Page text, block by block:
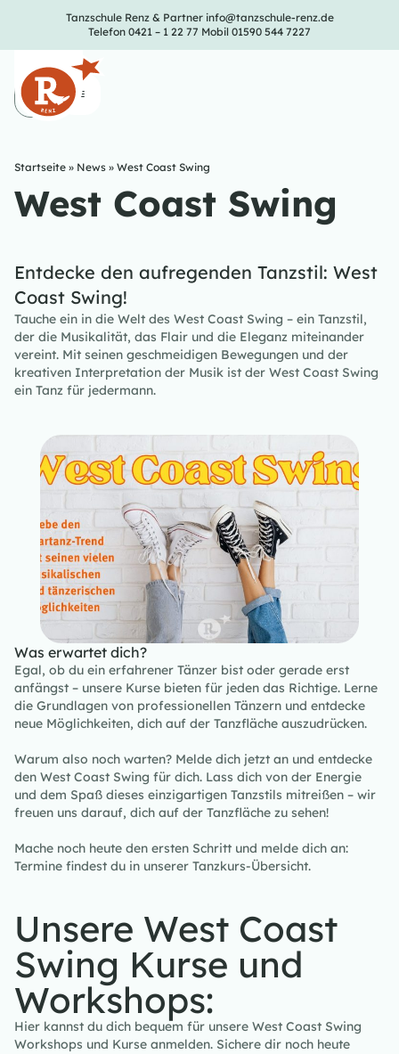
Tanzschule Renz & Partnerinfo@tanzschule-renz.de
Telefon 0421 – 1 22 77 Mobil 01590 544 7227
Startseite » News » West Coast Swing
West Coast Swing
Entdecke den aufregenden Tanzstil: West
Coast Swing!
Tauche ein in die Welt des West Coast Swing – ein Tanzstil,
der die Musikalität, das Flair und die Eleganz miteinander
vereint. Mit seinen geschmeidigen Bewegungen und der
kreativen Interpretation der Musik ist der West Coast Swing
ein Tanz für jedermann.
Was erwartet dich?
Egal, ob du ein erfahrener Tänzer bist oder gerade erst
anfängst – unsere Kurse bieten für jeden das Richtige. Lerne
die Grundlagen von professionellen Tänzern und entdecke
neue Möglichkeiten, dich auf der Tanzfläche auszudrücken.
Warum also noch warten? Melde dich jetzt an und entdecke
den West Coast Swing für dich. Lass dich von der Energie
und dem Spaß dieses einzigartigen Tanzstils mitreißen – wir
freuen uns darauf, dich auf der Tanzfläche zu sehen!
Mache noch heute den ersten Schritt und melde dich an:
Termine findest du in unserer Tanzkurs-Übersicht.
Unsere West Coast
Swing Kurse und
Workshops:
Hier kannst du dich bequem für unsere West Coast Swing
Workshops und Kurse anmelden. Sichere dir noch heute